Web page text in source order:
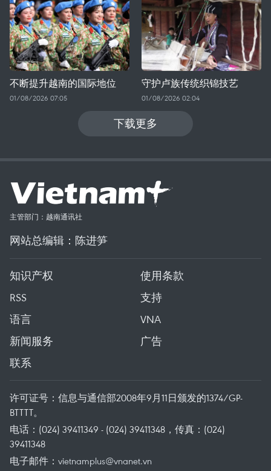
不断提升越南的国际地位
01/08/2026 07:05
守护卢族传统织锦技艺
01/08/2026 02:04
下载更多
主管部门：越南通讯社
网站总编辑：陈进笋
知识产权
使用条款
RSS
支持
语言
VNA
新闻服务
广告
联系
许可证号：信息与通信部2008年9月11日颁发的1374/GP-
BTTTT。
电话：(024) 39411349 - (024) 39411348，传真：(024)
39411348
电子邮件： vietnamplus@vnanet.vn